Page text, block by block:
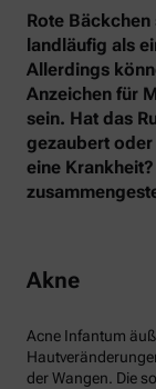
Rote
landläufig als
Allerdings
Anzeichen für
sein. Hat das
gezaubert
eine
Akne
Acne Infantum
der Wangen. Die